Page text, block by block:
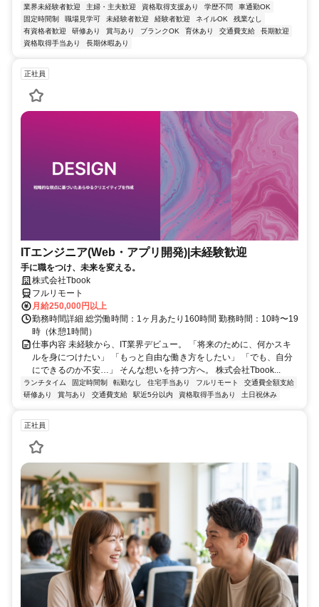
業界未経験者歓迎 主婦・主夫歓迎 資格取得支援あり 学歴不問
車通勤OK
固定時間制
職場見学可 未経験者歓迎 経験者歓迎 ネイルOK
残業なし
有資格者歓迎
研修あり 賞与あり ブランクOK 育休あり 交通費支給
長期歓迎
資格取得手当あり
長期休暇あり
正社員
ITエンジニア(Web・アプリ開発)|未経験歓迎
手に職をつけ、未来を変える。
株式会社Tbook
フルリモート
月給250,000円以上
勤務時間詳細 総労働時間：1ヶ月あたり160時間 勤務時間：10時〜19
時（休憩1時間）
仕事内容 未経験から、IT業界デビュー。 「将来のために、何かスキ
ルを身につけたい」 「もっと自由な働き方をしたい」 「でも、自分
にできるのか不安…」 そんな想いを持つ方へ。 株式会社Tbook...
ランチタイム 固定時間制 転勤なし 住宅手当あり フルリモート
交通費全額支給
研修あり
賞与あり 交通費支給 駅近5分以内 資格取得手当あり 土日祝休み
正社員